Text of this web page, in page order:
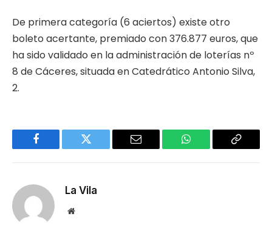
De primera categoría (6 aciertos) existe otro
boleto acertante, premiado con 376.877 euros, que
ha sido validado en la administración de loterías nº
8 de Cáceres, situada en Catedrático Antonio Silva,
2.
Facebook Twitter Email WhatsApp Copy
La Vila
Website